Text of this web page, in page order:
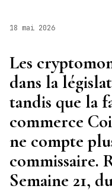
18 mai 2026
Les
dans la
tandis que la
commerce
ne compte
commissaire.
Semaine 21,